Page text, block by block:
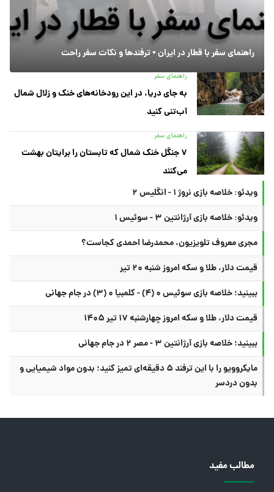
راهنمای سفر با قطار در ایران + ترفندها و نکات سفر راحت
راهنمای سفر
به جای دریا، در این رودخانه‌های خنک و زلال شمال
آب‌تنی کنید
راهنمای سفر
۷ جنگل خنک شمال که تابستان را برایتان بهشت
می‌کنند
ویدئو: خلاصه بازی نروژ ۱ - انگلیس ۲
ویدئو: خلاصه بازی آرژانتین ۳ - سوئیس ۱
مجری معروف تلویزیون، محمدرضا احمدی کجاست؟
قیمت دلار، طلا و سکه امروز شنبه ۲۰ تیر
ببینید؛ خلاصه بازی سوئیس ۰ (۴) - کلمبیا ۰ (۳) در جام جهانی
قیمت دلار، طلا و سکه امروز چهارشنبه ۱۷ تیر ۱۴۰۵
ببینید؛ خلاصه بازی آرژانتین ۳ - مصر ۲ در جام جهانی
مایکروویو را با این ترفند ۵ دقیقه‌ای تمیز کنید؛ بدون مواد شیمیایی و
بدون دردسر
مطالب مفید